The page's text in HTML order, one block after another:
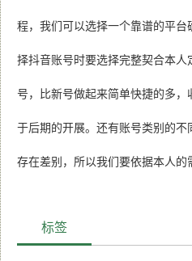
程，我们可以选择一个靠谱的平
择抖音账号时要选择完整契合本
号，比新号做起来简单快捷的多
于后期的开展。还有账号类别的
存在差别，所以我们要依据本人的
标签